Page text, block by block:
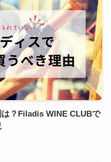
？Filadis WINE CLUBで